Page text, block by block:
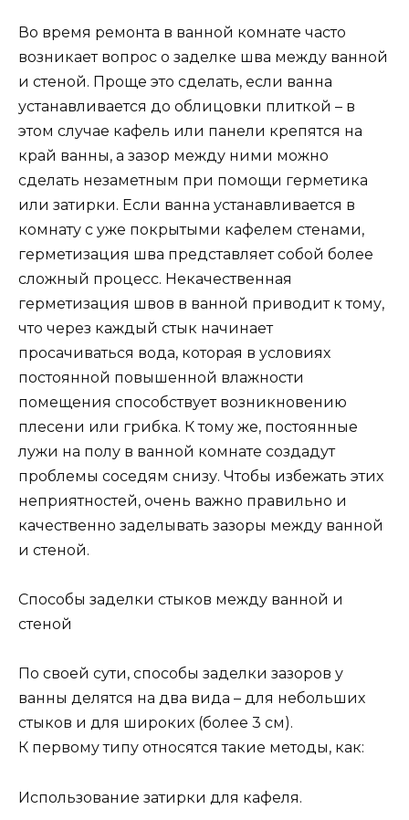
Во время ремонта в ванной комнате часто
возникает вопрос о заделке шва между ванной
и стеной. Проще это сделать, если ванна
устанавливается до облицовки плиткой – в
этом случае кафель или панели крепятся на
край ванны, а зазор между ними можно
сделать незаметным при помощи герметика
или затирки. Если ванна устанавливается в
комнату с уже покрытыми кафелем стенами,
герметизация шва представляет собой более
сложный процесс. Некачественная
герметизация швов в ванной приводит к тому,
что через каждый стык начинает
просачиваться вода, которая в условиях
постоянной повышенной влажности
помещения способствует возникновению
плесени или грибка. К тому же, постоянные
лужи на полу в ванной комнате создадут
проблемы соседям снизу. Чтобы избежать этих
неприятностей, очень важно правильно и
качественно заделывать зазоры между ванной
и стеной.
Способы заделки стыков между ванной и
стеной
По своей сути, способы заделки зазоров у
ванны делятся на два вида – для небольших
стыков и для широких (более 3 см).
К первому типу относятся такие методы, как:
Использование затирки для кафеля.